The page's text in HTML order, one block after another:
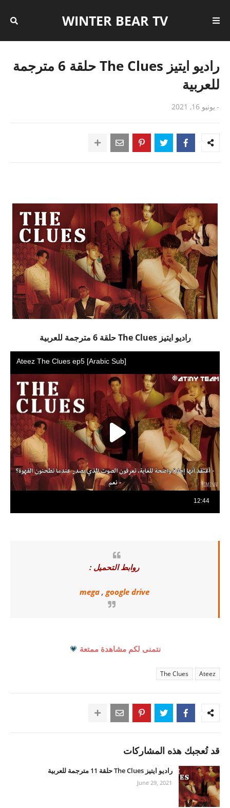
WINTER BEAR TV
راديو ايتيز The Clues حلقة 6 مترجمة
للعربية
- يونيو 16, 2021
راديو ايتيز The Clues حلقة 6 مترجمة للعربية
روابط التحميل :
mega, google drive
نتمنى لكم مشاهدة ممتعة 💗
Ateez
The Clues
قد تُعجبك هذه المشاركات
راديو ايتيز The Clues حلقة 11 مترجمة للعربية
June 29, 2021